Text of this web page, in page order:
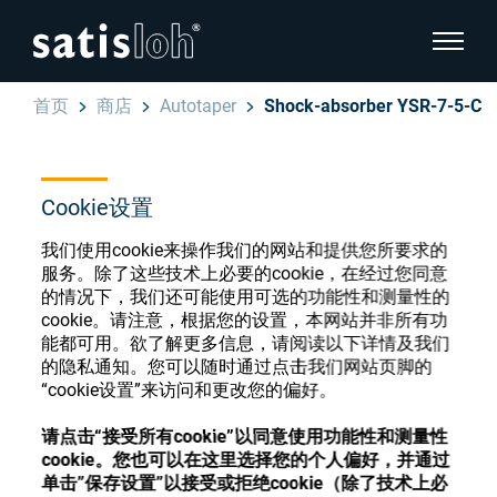
Cookie设置
我们使用cookie来操作我们的网站和提供您所要求的
服务。除了这些技术上必要的cookie，在经过您同意
的情况下，我们还可能使用可选的功能性和测量性的
cookie。请注意，根据您的设置，本网站并非所有功
能都可用。欲了解更多信息，请阅读以下详情及我们
的隐私通知。您可以随时通过点击我们网站页脚的
“cookie设置”来访问和更改您的偏好。
请点击“接受所有cookie”以同意使用功能性和测量性
cookie。您也可以在这里选择您的个人偏好，并通过
单击”保存设置”以接受或拒绝cookie（除了技术上必
显示页
眼镜光学
精密光学
加入我们
隐藏页面导航
English
Deutsch
Español
Français
首页 商店 Autotaper Shock-absorber YSR-7-5-C
眼镜光学耗材商店
注册或登录以访问您的帐户，并了解我们的各
种眼镜光学耗材
注册 登录